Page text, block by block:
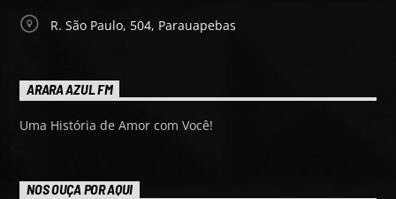
R. São Paulo, 504, Parauapebas
ARARA AZUL FM
Uma História de Amor com Você!
NOS OUÇA POR AQUI